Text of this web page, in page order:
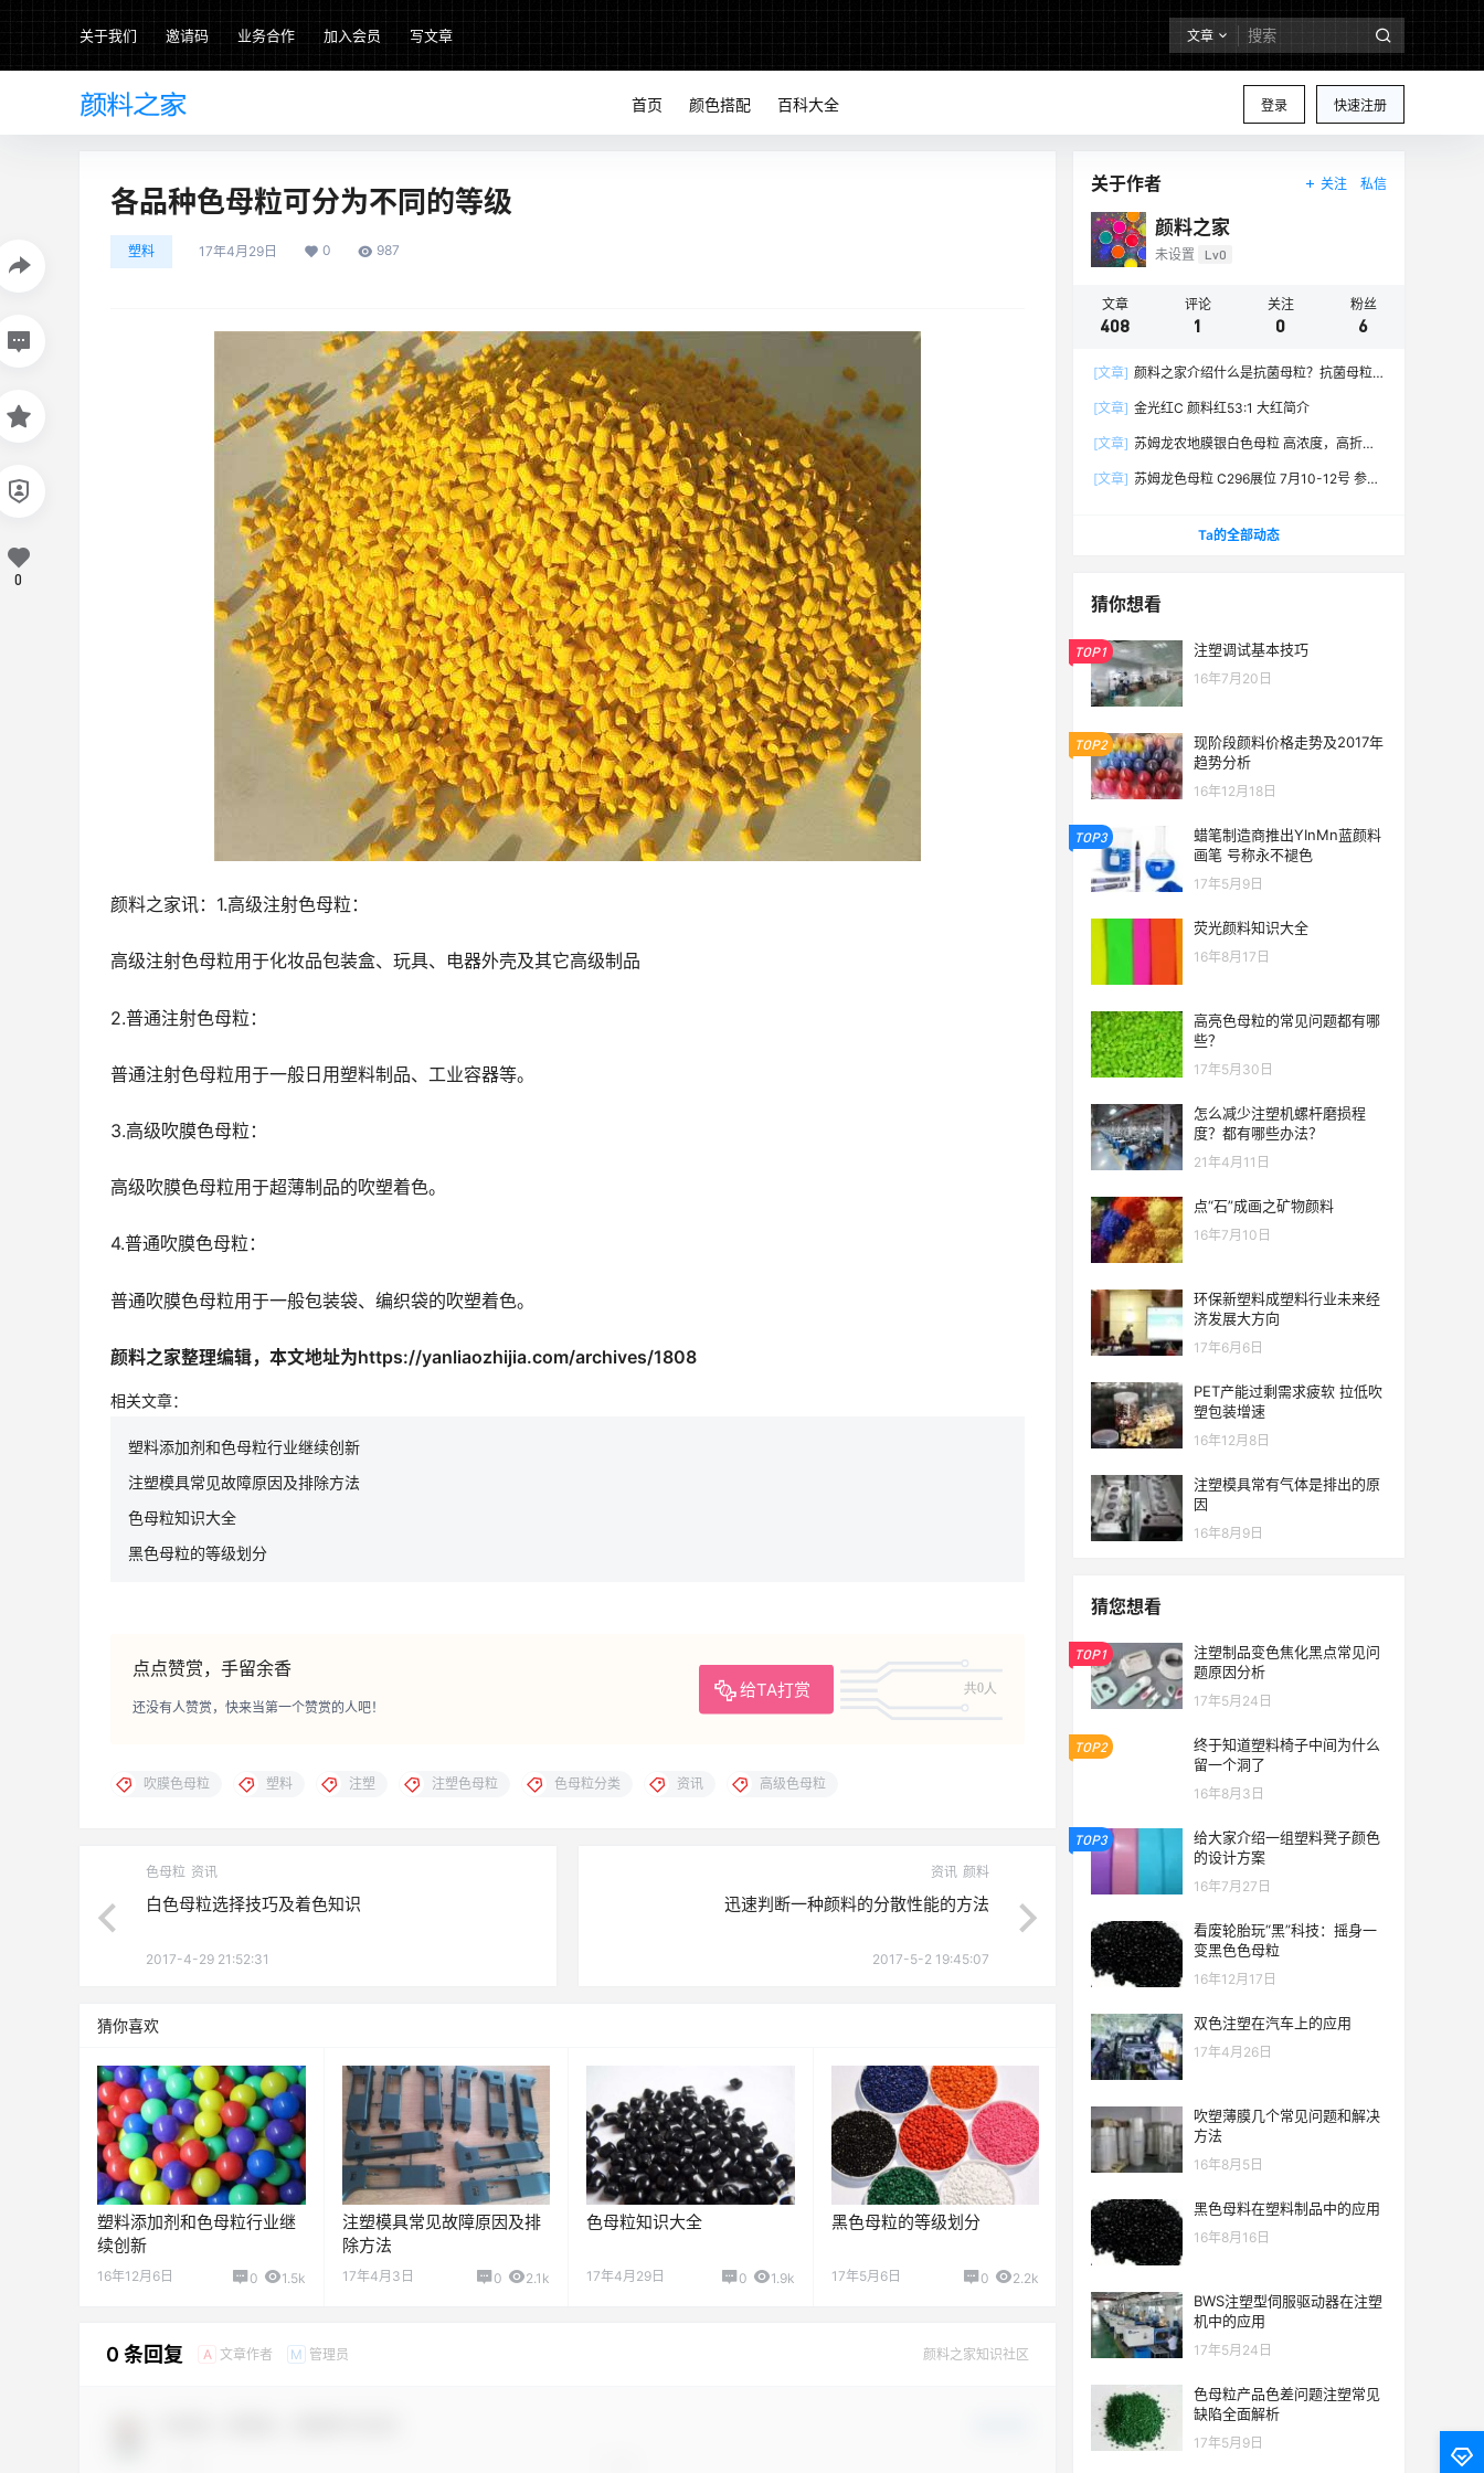
关于我们 邀请码 业务合作 加入会员 写文章 文章
登录 快速注册
首页 颜色搭配 百科大全
各品种色母粒可分为不同的等级
塑料 17年4月29日 0 987
颜料之家讯：1.高级注射色母粒：
高级注射色母粒用于化妆品包装盒、玩具、电器外壳及其它高级制品
2.普通注射色母粒：
普通注射色母粒用于一般日用塑料制品、工业容器等。
3.高级吹膜色母粒：
高级吹膜色母粒用于超薄制品的吹塑着色。
4.普通吹膜色母粒：
普通吹膜色母粒用于一般包装袋、编织袋的吹塑着色。
颜料之家整理编辑，本文地址为https://yanliaozhijia.com/archives/1808
相关文章：
塑料添加剂和色母粒行业继续创新
注塑模具常见故障原因及排除方法
色母粒知识大全
黑色母粒的等级划分
点点赞赏，手留余香
给TA打赏 共0人
还没有人赞赏，快来当第一个赞赏的人吧！
0
吹膜色母粒 塑料 注塑 注塑色母粒 色母粒分类 资讯 高级色母粒
色母粒 资讯
白色母粒选择技巧及着色知识
2017-4-29 21:52:31
资讯 颜料
迅速判断一种颜料的分散性能的方法
2017-5-2 19:45:07
猜你喜欢
塑料添加剂和色母粒行业继
续创新
16年12月6日 0 1.5k
注塑模具常见故障原因及排
除方法
17年4月3日 0 2.1k
色母粒知识大全
17年4月29日 0 1.9k
黑色母粒的等级划分
17年5月6日 0 2.2k
0 条回复 A 文章作者 M 管理员 颜料之家知识社区
关于作者 关注 私信
颜料之家
未设置 Lv0
文章
408
评论
1
关注
0
粉丝
6
[文章] 颜料之家介绍什么是抗菌母粒？抗菌母粒
[文章]
金光红C 颜料红53:1 大红简介
[文章] 苏姆龙农地膜银白色母粒 高浓度，高折射
膜专用银白色母粒6033
[文章] 苏姆龙色母粒 C296展位 7月10-12号 参加
Ta的全部动态
猜你想看
TOP1 注塑调试基本技巧
16年7月20日
TOP2
现阶段颜料价格走势及2017年
趋势分析
16年12月18日
TOP3
蜡笔制造商推出YInMn蓝颜料
画笔 号称永不褪色
17年5月9日
荧光颜料知识大全
16年8月17日
高亮色母粒的常见问题都有哪
些？
17年5月30日
怎么减少注塑机螺杆磨损程
度？都有哪些办法？
21年4月11日
点“石”成画之矿物颜料
16年7月10日
环保新塑料成塑料行业未来经
济发展大方向
17年6月6日
PET产能过剩需求疲软 拉低吹
塑包装增速
16年12月8日
注塑模具常有气体是排出的原
因
16年8月9日
猜您想看
TOP1
注塑制品变色焦化黑点常见问
题原因分析
17年5月24日
TOP2
终于知道塑料椅子中间为什么
留一个洞了
16年8月3日
TOP3
给大家介绍一组塑料凳子颜色
的设计方案
16年7月27日
看废轮胎玩“黑”科技：摇身一
变黑色色母粒
16年12月17日
双色注塑在汽车上的应用
17年4月26日
吹塑薄膜几个常见问题和解决
方法
16年8月5日
黑色母料在塑料制品中的应用
16年8月16日
BWS注塑型伺服驱动器在注塑
机中的应用
17年5月24日
色母粒产品色差问题注塑常见
缺陷全面解析
17年5月9日